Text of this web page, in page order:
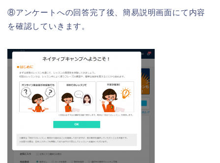
⑧アンケートへの回答完了後、簡易説明画面にて内容
を確認していきます。